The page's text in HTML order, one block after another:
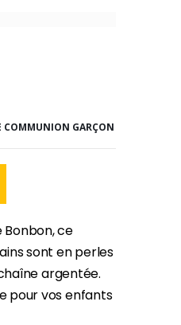
COMMUNION GARÇON
ce
sont en perles
argentée.
pour vos enfants